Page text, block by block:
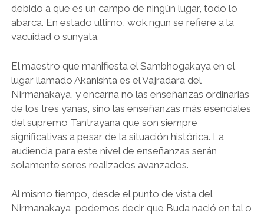
debido a que es un campo de ningún lugar, todo lo
abarca. En estado ultimo, wok.ngun se refiere a la
vacuidad o sunyata.
El maestro que manifiesta el Sambhogakaya en el
lugar llamado Akanishta es el Vajradara del
Nirmanakaya, y encarna no las enseñanzas ordinarias
de los tres yanas, sino las enseñanzas más esenciales
del supremo Tantrayana que son siempre
significativas a pesar de la situación histórica. La
audiencia para este nivel de enseñanzas serán
solamente seres realizados avanzados.
Al mismo tiempo, desde el punto de vista del
Nirmanakaya, podemos decir que Buda nació en tal o